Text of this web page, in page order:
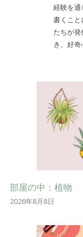
経験を通
書くこと
たちが
き、好奇
部屋の中：植物
2026年8月8日